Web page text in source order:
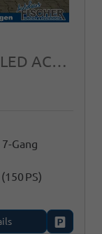
R-Line 1.5 TSI 150PS DSG LED ACC App-Connect Side Assist
Gang
PS)